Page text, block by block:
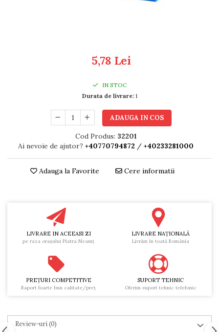
5,78 Lei
IN STOC
Durata de livrare:1
ADAUGA IN COS
Cod Produs: 32201
Ai nevoie de ajutor? +40770794872 / +40233281000
Adauga la Favorite Cere informatii
LIVRARE IN ACEEASI ZI
pe raza oraşului Piatra Neamţ
LIVRARE NAŢIONALĂ
Livrăm în toată România
PREŢURI COMPETITIVE
Raport foarte bun calitate/preţ
SUPORT TEHNIC
Oferim suport tehnic telefonic
Review-uri(0)